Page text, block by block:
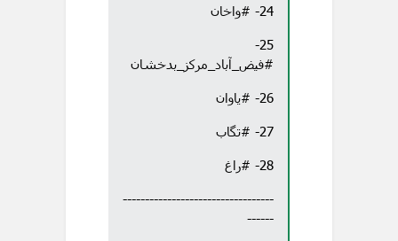
24- #واخان
25-
#فیض_آباد_مرکز_بدخشان
26- #یاوان
27- #تگاب
28- #راغ
----------------------------------
------